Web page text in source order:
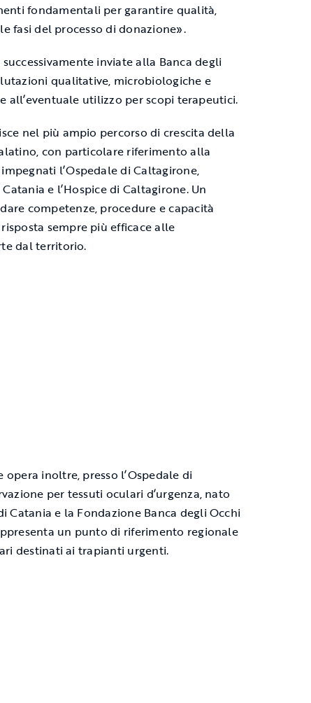
fondamentali per garantire qualità,
fasi del processo di donazione».
inviate alla Banca degli
qualitative, microbiologiche e
all’eventuale utilizzo per scopi terapeutici.
nel più ampio percorso di crescita della
con particolare riferimento alla
l’Ospedale di Caltagirone,
e l’Hospice di Caltagirone. Un
competenze, procedure e capacità
sempre più efficace alle
dal territorio.
inoltre, presso l’Ospedale di
per tessuti oculari d’urgenza, nato
Catania e la Fondazione Banca degli Occhi
un punto di riferimento regionale
destinati ai trapianti urgenti.